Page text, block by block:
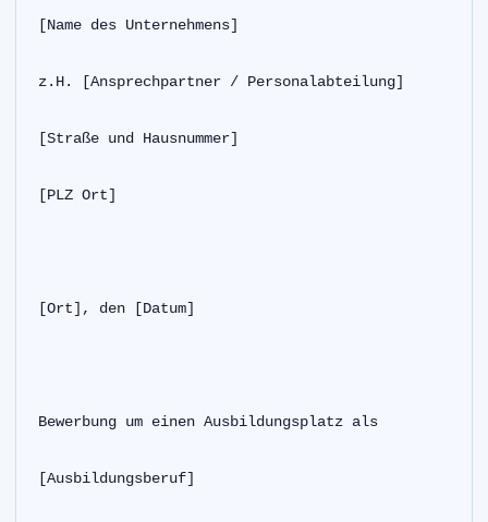
[Name des Unternehmens]
z.H. [Ansprechpartner / Personalabteilung]
[Straße und Hausnummer]
[PLZ Ort]
[Ort], den [Datum]
Bewerbung um einen Ausbildungsplatz als
[Ausbildungsberuf]